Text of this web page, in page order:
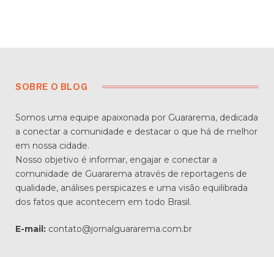
SOBRE O BLOG
Somos uma equipe apaixonada por Guararema, dedicada
a conectar a comunidade e destacar o que há de melhor
em nossa cidade.
Nosso objetivo é informar, engajar e conectar a
comunidade de Guararema através de reportagens de
qualidade, análises perspicazes e uma visão equilibrada
dos fatos que acontecem em todo Brasil.
E-mail: contato@jornalguararema.com.br